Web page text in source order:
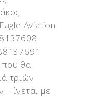
Aviation
θα
τριών
Γίνεται με